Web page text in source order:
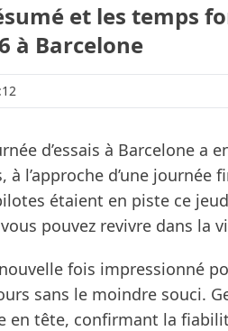
et les temps
à Barcelone
d’essais à Barcelone a
à l’approche d’une journée
étaient en piste ce
pouvez revivre dans la
fois impressionné
sans le moindre souci.
en tête, confirmant la